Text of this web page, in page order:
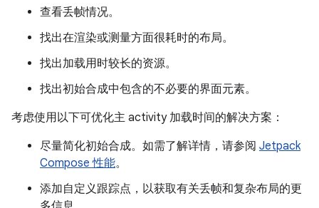
查看丢帧情况。
找出在渲染或测量方面很耗时的布局。
找出加载用时较长的资源。
找出初始合成中包含的不必要的界面元素。
考虑使用以下可优化主 activity 加载时间的解决方案：
尽量简化初始合成。如需了解详情，请参阅 Jetpack
Compose 性能。
添加自定义跟踪点，以获取有关丢帧和复杂布局的更